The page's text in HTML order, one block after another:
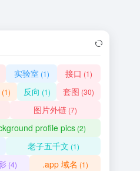
实验室 (1) 接口 (1)
(1) 反向 (1) 套图 (30)
图片外链 (7)
profile pics (2)
老子五千文 (1)
(4) .app 域名 (1)